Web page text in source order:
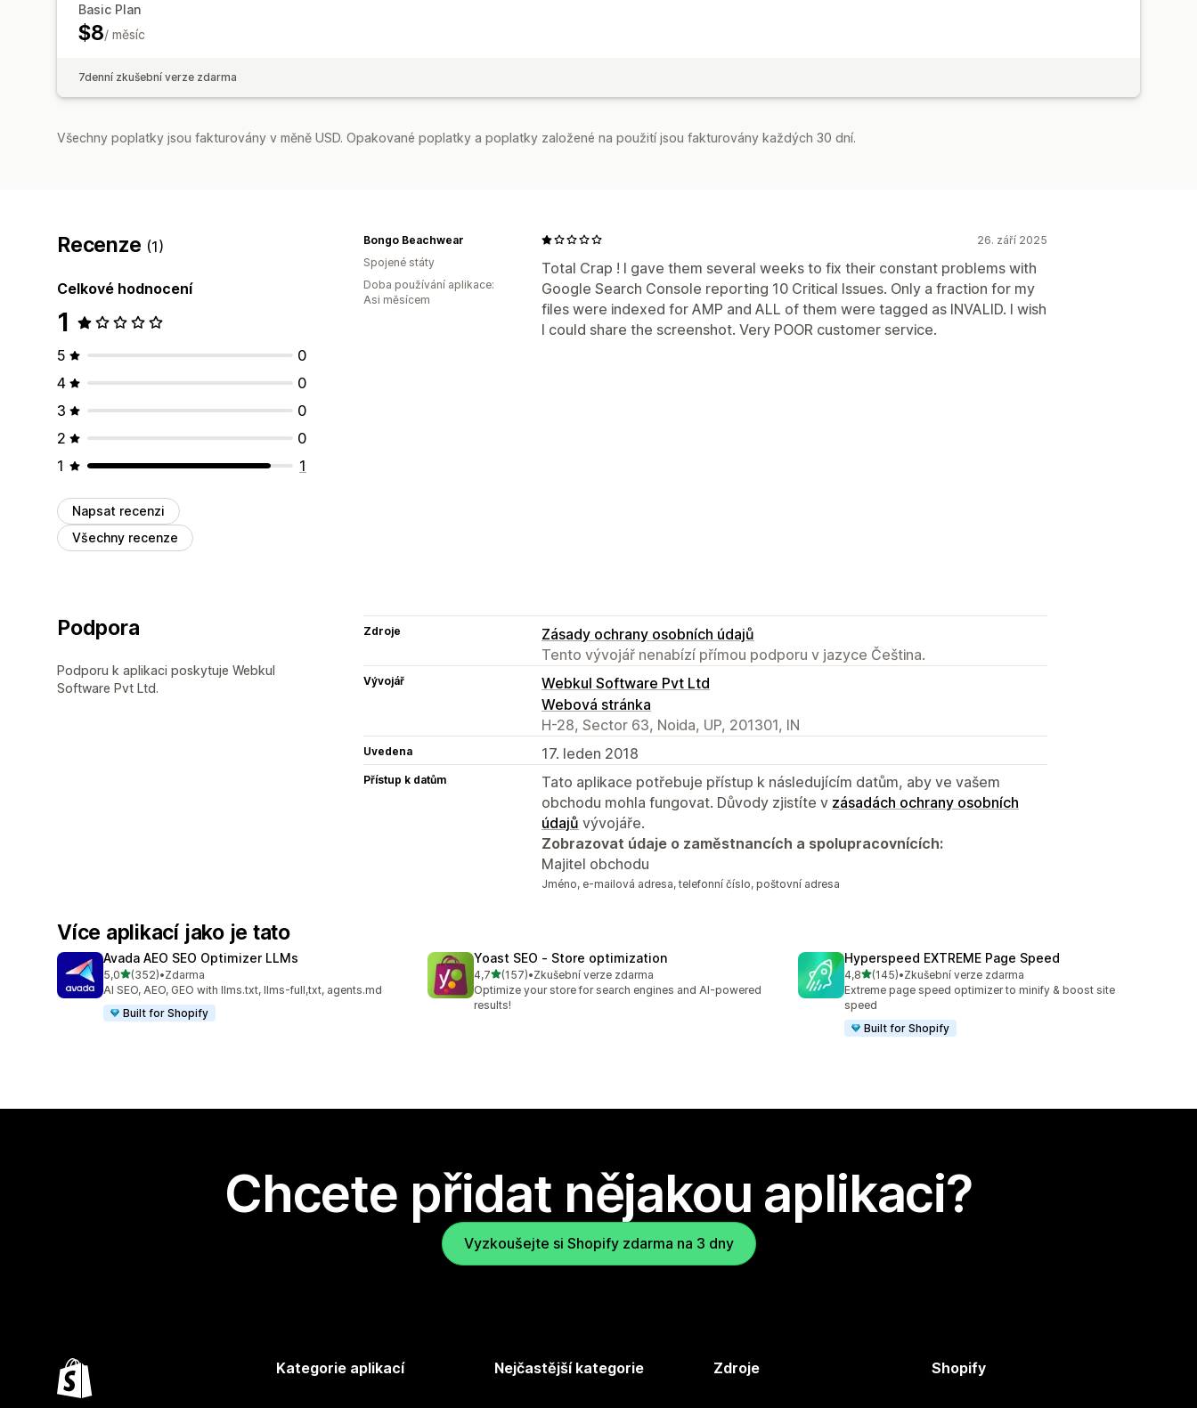
Basic Plan
$8/ měsíc
7denní zkušební verze zdarma
Všechny poplatky jsou fakturovány v měně USD. Opakované poplatky a poplatky založené na použití jsou fakturovány každých 30 dní.
Recenze (1)
Celkové hodnocení
1
5
0
4
0
3
0
2
0
1
1
Napsat recenzi
Všechny recenze
26. září 2025
Total Crap ! I gave them several weeks to fix their constant problems with
Google Search Console reporting 10 Critical Issues. Only a fraction for my
files were indexed for AMP and ALL of them were tagged as INVALID. I wish
I could share the screenshot. Very POOR customer service.
Bongo Beachwear
Spojené státy
Doba používání aplikace:
Asi měsícem
Podpora
Podporu k aplikaci poskytuje Webkul
Software Pvt Ltd.
Zdroje
Zásady ochrany osobních údajů
Tento vývojář nenabízí přímou podporu v jazyce Čeština.
Vývojář
Webkul Software Pvt Ltd
Webová stránka
H-28, Sector 63, Noida, UP, 201301, IN
Uvedena 17. leden 2018
Přístup k datům
Tato aplikace potřebuje přístup k následujícím datům, aby ve vašem
obchodu mohla fungovat. Důvody zjistíte v zásadách ochrany osobních
údajů vývojáře.
Zobrazovat údaje o zaměstnancích a spolupracovnících:
Majitel obchodu
Jméno, e‑mailová adresa, telefonní číslo, poštovní adresa
Více aplikací jako je tato
Avada AEO SEO Optimizer LLMs
5,0z 5 hvězd
(352)
Celkový počet recenzí: 352
•Zdarma
AI SEO, AEO, GEO with llms.txt, llms-full,txt, agents.md
Built for Shopify
Yoast SEO ‑ Store optimization
4,7z 5 hvězd
(157)
Celkový počet recenzí: 157
•Zkušební verze zdarma
Optimize your store for search engines and AI-powered
results!
Hyperspeed EXTREME Page Speed
4,8z 5 hvězd
(145)
Celkový počet recenzí: 145
•Zkušební verze zdarma
Extreme page speed optimizer to minify & boost site
speed
Built for Shopify
Chcete přidat nějakou aplikaci?
Vyzkoušejte si Shopify zdarma na 3 dny
Kategorie aplikací Nejčastější kategorie Zdroje Shopify